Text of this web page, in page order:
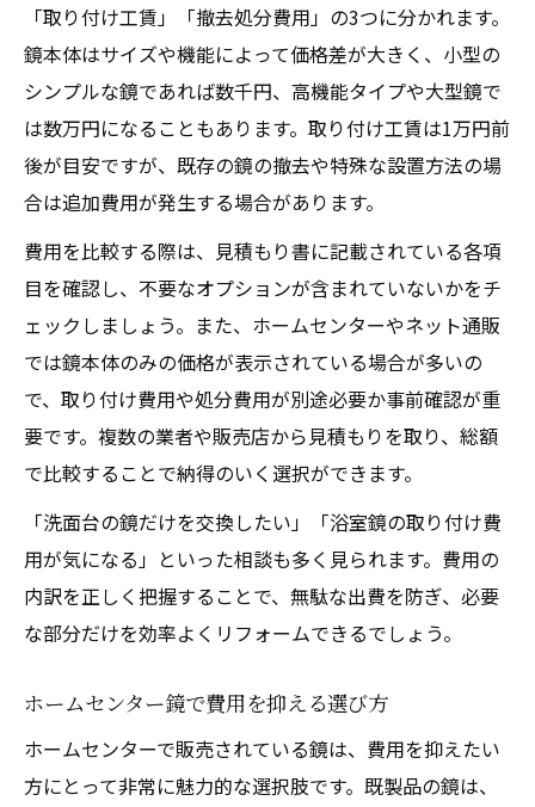
「取り付け工賃」「撤去処分費用」の3つに分かれます。
鏡本体はサイズや機能によって価格差が大きく、小型の
シンプルな鏡であれば数千円、高機能タイプや大型鏡で
は数万円になることもあります。取り付け工賃は1万円前
後が目安ですが、既存の鏡の撤去や特殊な設置方法の場
合は追加費用が発生する場合があります。
費用を比較する際は、見積もり書に記載されている各項
目を確認し、不要なオプションが含まれていないかをチ
ェックしましょう。また、ホームセンターやネット通販
では鏡本体のみの価格が表示されている場合が多いの
で、取り付け費用や処分費用が別途必要か事前確認が重
要です。複数の業者や販売店から見積もりを取り、総額
で比較することで納得のいく選択ができます。
「洗面台の鏡だけを交換したい」「浴室鏡の取り付け費
用が気になる」といった相談も多く見られます。費用の
内訳を正しく把握することで、無駄な出費を防ぎ、必要
な部分だけを効率よくリフォームできるでしょう。
ホームセンター鏡で費用を抑える選び方
ホームセンターで販売されている鏡は、費用を抑えたい
方にとって非常に魅力的な選択肢です。既製品の鏡は、